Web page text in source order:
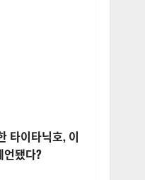
타이타닉호, 이
언됐다?